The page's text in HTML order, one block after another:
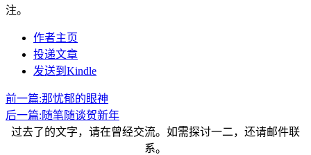
注。
作者主页
投递文章
发送到Kindle
前一篇:那忧郁的眼神
后一篇:随笔随谈贺新年
过去了的文字，请在曾经交流。如需探讨一二，还请邮件联
系。